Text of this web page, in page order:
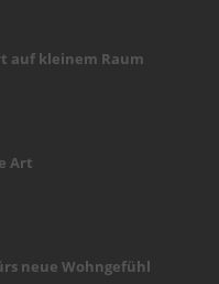
auf kleinem Raum
Art
neue Wohngefühl